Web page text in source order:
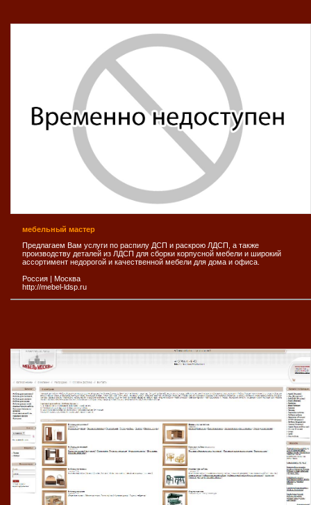
мебельный мастер
Предлагаем Вам услуги по распилу ДСП и раскрою ЛДСП, а также
производству деталей из ЛДСП для сборки корпусной мебели и широкий
ассортимент недорогой и качественной мебели для дома и офиса.
Россия | Москва
http://mebel-ldsp.ru